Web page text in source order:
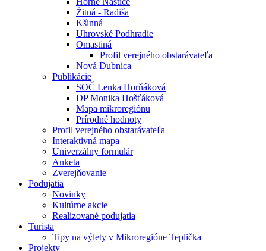
Žitná - Radiša
Kšinná
Uhrovské Podhradie
Omastiná
Profil verejného obstarávateľa
Nová Dubnica
Publikácie
SOČ Lenka Horňáková
DP Monika Hošťáková
Mapa mikroregiónu
Prírodné hodnoty
Profil verejného obstarávateľa
Interaktivná mapa
Univerzálny formulár
Anketa
Zverejňovanie
Podujatia
Novinky
Kultúrne akcie
Realizované podujatia
Turista
Tipy na výlety v Mikroregióne Teplička
Projekty